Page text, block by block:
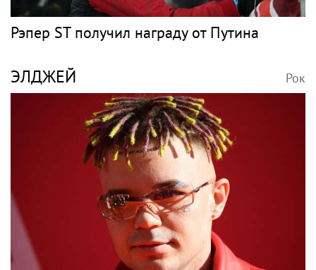
Рэпер ST получил награду от Путина
ЭЛДЖЕЙ Рок